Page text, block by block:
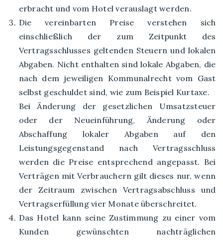
erbracht und vom Hotel verauslagt werden.
Die vereinbarten Preise verstehen sich
einschließlich der zum Zeitpunkt des
Vertragsschlusses geltenden Steuern und lokalen
Abgaben. Nicht enthalten sind lokale Abgaben, die
nach dem jeweiligen Kommunalrecht vom Gast
selbst geschuldet sind, wie zum Beispiel Kurtaxe.
Bei Änderung der gesetzlichen Umsatzsteuer
oder der Neueinführung, Änderung oder
Abschaffung lokaler Abgaben auf den
Leistungsgegenstand nach Vertragsschluss
werden die Preise entsprechend angepasst. Bei
Verträgen mit Verbrauchern gilt dieses nur, wenn
der Zeitraum zwischen Vertragsabschluss und
Vertragserfüllung vier Monate überschreitet.
Das Hotel kann seine Zustimmung zu einer vom
Kunden gewünschten nachträglichen